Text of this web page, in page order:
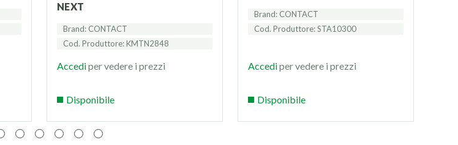
NEXT
Brand: CONTACT
Cod. Produttore: KMTN2848
Accediper vedere i prezzi
Disponibile
Brand: CONTACT
Cod. Produttore: STA10300
Accediper vedere i prezzi
Disponibile